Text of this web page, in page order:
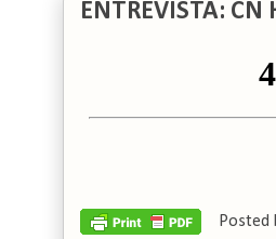
ENTREVISTA: CN
Posted